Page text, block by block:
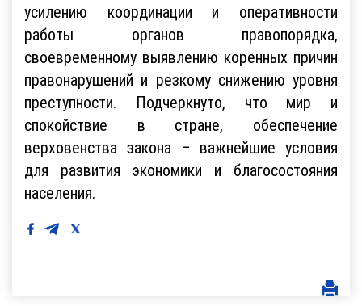
усилению координации и оперативности
работы органов правопорядка,
своевременному выявлению коренных причин
правонарушений и резкому снижению уровня
преступности. Подчеркнуто, что мир и
спокойствие в стране, обеспечение
верховенства закона – важнейшие условия
для развития экономики и благосостояния
населения.